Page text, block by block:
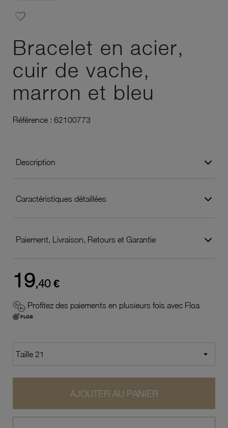
favorite_border
Bracelet en acier,
cuir de vache,
marron et bleu
Référence : 62100773
Description
Caractéristiques détaillées
Paiement, Livraison, Retours et Garantie
19,40 €
Profitez des paiements en plusieurs fois avec Floa
AJOUTER AU PANIER